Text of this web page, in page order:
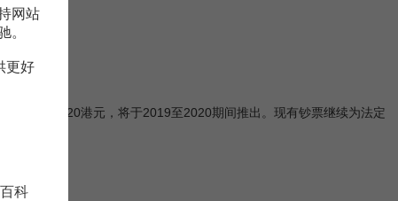
50港元、20港元，将于2019至2020期间推出。现有钞票继续为法定
网站
。
更好
科